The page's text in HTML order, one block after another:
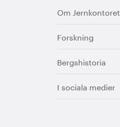
Om Jernkontoret
Forskning
Bergshistoria
I sociala medier